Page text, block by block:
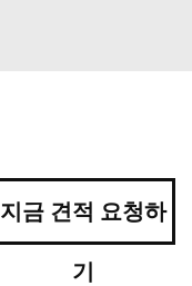
지금 견적 요청하
기